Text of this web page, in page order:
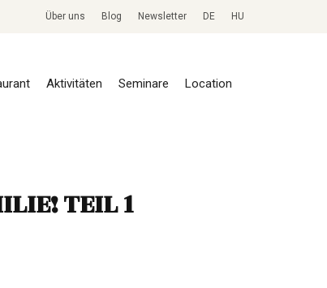
Über uns Blog Newsletter DE HU
Aktivitäten Seminare Location
TEIL 1